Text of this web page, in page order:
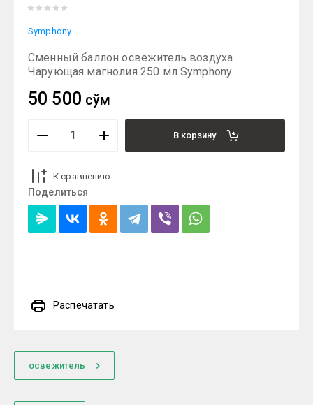
Symphony
Сменный баллон освежитель воздуха
Чарующая магнолия 250 мл Symphony
50 500 сўм
В корзину
К сравнению
Поделиться
Распечатать
освежитель